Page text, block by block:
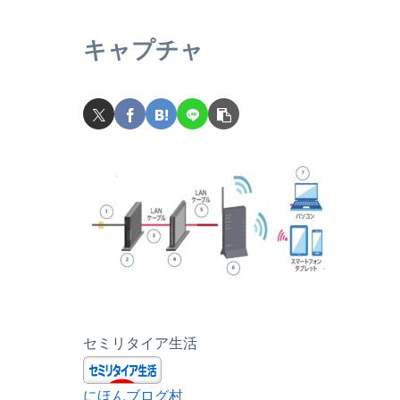
キャプチャ
セミリタイア生活
にほんブログ村